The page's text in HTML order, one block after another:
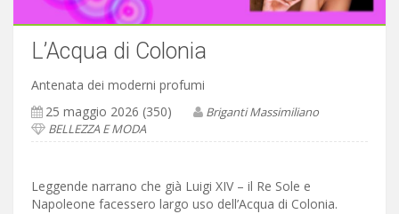
L’Acqua di Colonia
Antenata dei moderni profumi
25 maggio 2026 (350)
Briganti Massimiliano
BELLEZZA E MODA
Leggende narrano che già Luigi XIV – il Re Sole e
Napoleone facessero largo uso dell’Acqua di Colonia.